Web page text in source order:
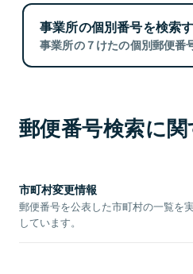
事業所の個別番号を検索
事業所の７けたの個別郵便番
郵便番号検索に
市町村変更情報
郵便番号を公表した市町村の一覧を
しています。